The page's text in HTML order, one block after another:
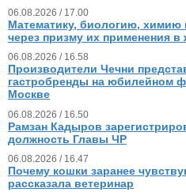
06.08.2026 / 17.00
Математику, биологию, химию
через призму их применения в
06.08.2026 / 16.58
Производители Чечни
гастробренды на юбилейном
Москве
06.08.2026 / 16.50
Рамзан Кадыров
должность Главы ЧР
06.08.2026 / 16.47
Почему кошки заранее
рассказала ветеринар